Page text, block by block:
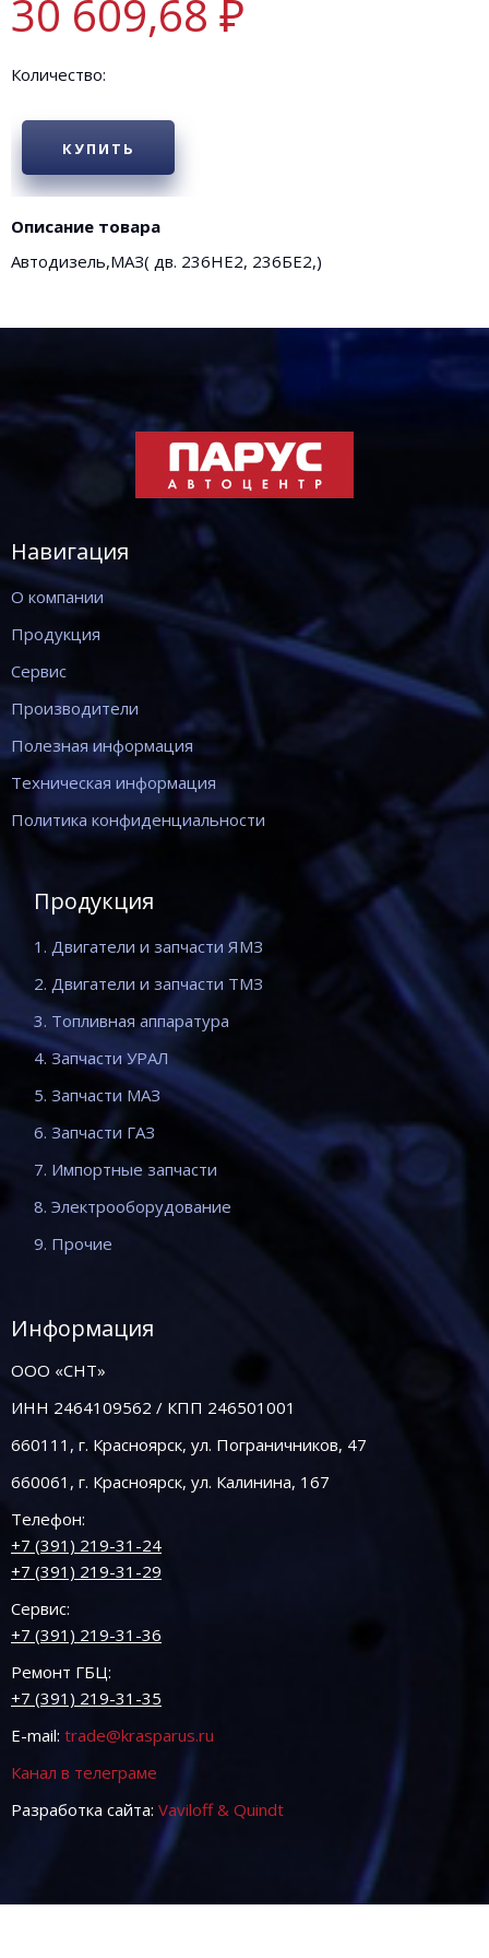
30 609,68 ₽
Количество:
КУПИТЬ
Описание товара
Автодизель,МАЗ( дв. 236НЕ2, 236БЕ2,)
Навигация
О компании
Продукция
Сервис
Производители
Полезная информация
Техническая информация
Политика конфиденциальности
Продукция
1. Двигатели и запчасти ЯМЗ
2. Двигатели и запчасти ТМЗ
3. Топливная аппаратура
4. Запчасти УРАЛ
5. Запчасти МАЗ
6. Запчасти ГАЗ
7. Импортные запчасти
8. Электрооборудование
9. Прочие
Информация
ООО «СНТ»
ИНН 2464109562 / КПП 246501001
660111, г. Красноярск, ул. Пограничников, 47
660061, г. Красноярск, ул. Калинина, 167
Телефон:
+7 (391) 219-31-24
+7 (391) 219-31-29
Сервис:
+7 (391) 219-31-36
Ремонт ГБЦ:
+7 (391) 219-31-35
E-mail: trade@krasparus.ru
Канал в телеграме
Разработка сайта: Vaviloff & Quindt